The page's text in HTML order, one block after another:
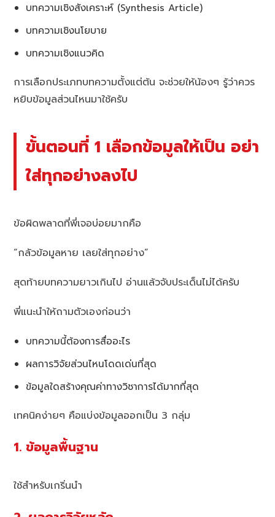
บทความเชิงสังเคราะห์ (Synthesis Article)
บทความเชิงนโยบาย
บทความเชิงแนวคิด
การเลือกประเภทบทความตั้งแต่ต้น จะช่วยให้น้องๆ รู้ว่าควร
หยิบข้อมูลส่วนไหนมาใช้ครับ
ขั้นตอนที่ 1 เลือกข้อมูลให้เป็น อย่า
ใส่ทุกอย่างลงไป
ข้อผิดพลาดที่พี่เจอบ่อยมากคือ
“กลัวข้อมูลหาย เลยใส่ทุกอย่าง”
สุดท้ายบทความยาวเกินไป อ่านแล้วจับประเด็นไม่ได้ครับ
พี่แนะนำให้ถามตัวเองก่อนว่า
บทความนี้ต้องการสื่ออะไร
ผลการวิจัยส่วนไหนโดดเด่นที่สุด
ข้อมูลใดสร้างคุณค่าทางวิชาการได้มากที่สุด
เทคนิคง่ายๆ คือแบ่งข้อมูลออกเป็น 3 กลุ่ม
1. ข้อมูลพื้นฐาน
ใช้สำหรับเกริ่นนำ